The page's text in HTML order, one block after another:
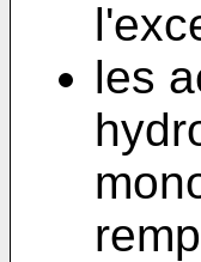
les